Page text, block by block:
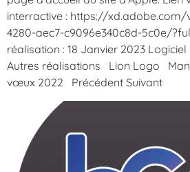
interractive : https://xd.adobe.com/
4280-aec7-c9096e340c8d-5c0e/
réalisation : 18 Janvier 2023 Logiciel
Autres réalisations Lion Logo
vœux 2022 Précédent Suivant